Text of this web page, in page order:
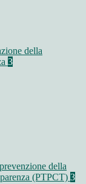
della
3
della
(PTPCT) 3